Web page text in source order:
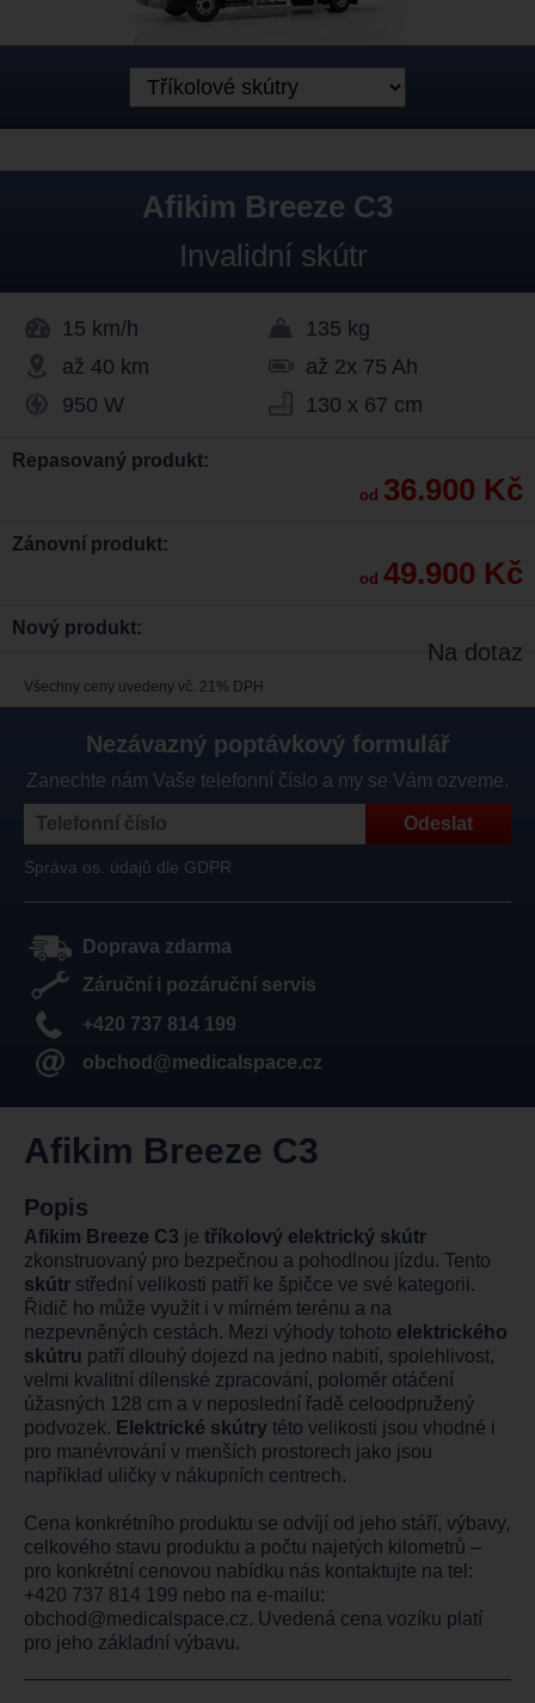
Afikim Breeze C3
Invalidní skútr
15 km/h
135 kg
až 40 km
až 2x 75 Ah
950 W
130 x 67 cm
Repasovaný produkt:
od 36.900 Kč
Zánovní produkt:
od 49.900 Kč
Nový produkt:
Na dotaz
Všechny ceny uvedeny vč. 21% DPH
Nezávazný poptávkový formulář
Zanechte nám Vaše telefonní číslo a my se Vám ozveme.
Správa os. údajů dle GDPR
Doprava zdarma
Záruční i pozáruční servis
+420 737 814 199
obchod@medicalspace.cz
Afikim Breeze C3
Popis
Afikim Breeze C3 je tříkolový elektrický skútr
zkonstruovaný pro bezpečnou a pohodlnou jízdu. Tento
skútr střední velikosti patří ke špičce ve své kategorii.
Řidič ho může využít i v mírném terénu a na
nezpevněných cestách. Mezi výhody tohoto elektrického
skútru patří dlouhý dojezd na jedno nabití, spolehlivost,
velmi kvalitní dílenské zpracování, poloměr otáčení
úžasných 128 cm a v neposlední řadě celoodpružený
podvozek. Elektrické skútry této velikosti jsou vhodné i
pro manévrování v menších prostorech jako jsou
například uličky v nákupních centrech.
Cena konkrétního produktu se odvíjí od jeho stáří, výbavy,
celkového stavu produktu a počtu najetých kilometrů –
pro konkrétní cenovou nabídku nás kontaktujte na tel:
+420 737 814 199 nebo na e-mailu:
obchod@medicalspace.cz. Uvedená cena vozíku platí
pro jeho základní výbavu.